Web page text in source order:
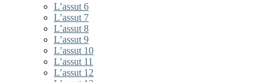
L’assut 6
L’assut 7
L’assut 8
L’assut 9
L’assut 10
L’assut 11
L’assut 12